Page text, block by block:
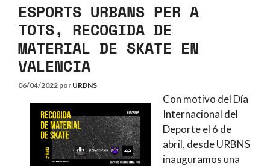
ESPORTS URBANS PER A
TOTS, RECOGIDA DE
MATERIAL DE SKATE EN
VALENCIA
06/04/2022 por URBNS
Con motivo del Día
Internacional del
Deporte el 6 de
abril, desde URBNS
inauguramos una